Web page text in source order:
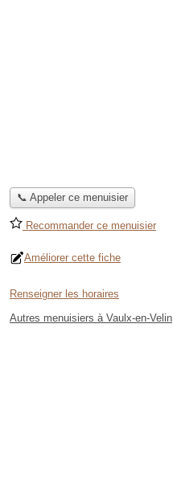
📞 Appeler ce menuisier
Recommander ce menuisier
Améliorer cette fiche
Renseigner les horaires
Autres menuisiers à Vaulx-en-Velin